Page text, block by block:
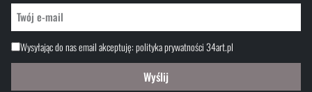
Wysyłając do nas email akceptuję:polityka prywatności 34art.pl
Wyślij